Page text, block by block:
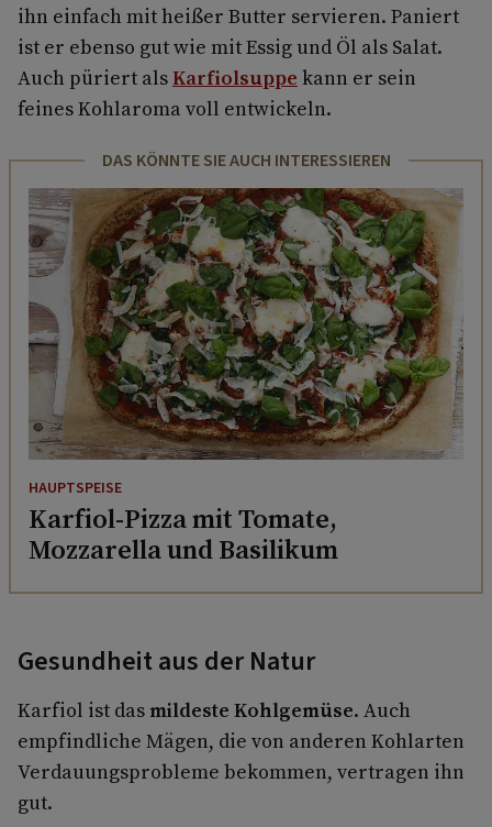
ihn einfach mit heißer Butter servieren. Paniert
ist er ebenso gut wie mit Essig und Öl als Salat.
Auch püriert alsKarfiolsuppe kann er sein
feines Kohl­aroma voll entwickeln.
DAS KÖNNTE SIE AUCH INTERESSIEREN
HAUPTSPEISE
Karfiol-Pizza mit Tomate,
Mozzarella und Basilikum
Gesundheit aus der Natur
Karfiol ist das mildeste Kohlgemüse. Auch
empfindliche Mägen, die von anderen Kohlarten
Verdauungsprobleme bekommen, vertragen ihn
gut.